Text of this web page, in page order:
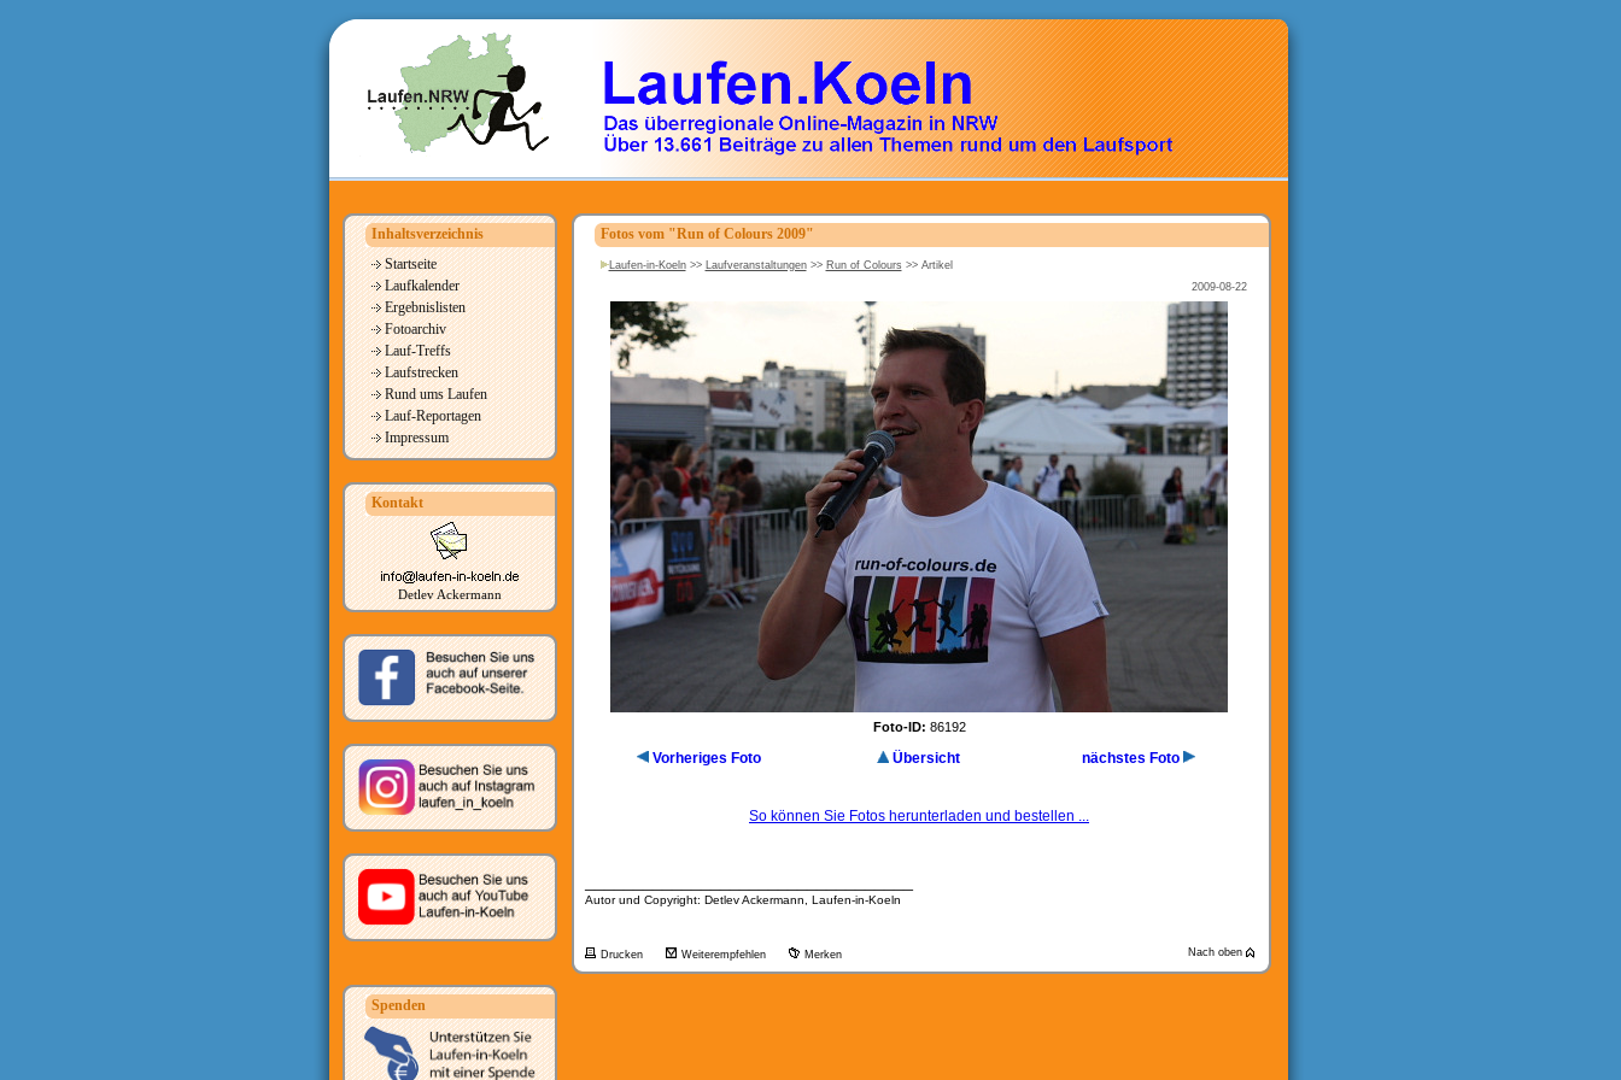
Inhaltsverzeichnis
Startseite
Laufkalender
Ergebnislisten
Fotoarchiv
Lauf-Treffs
Laufstrecken
Rund ums Laufen
Lauf-Reportagen
Impressum
Kontakt
Detlev Ackermann
Spenden
Fotos vom "Run of Colours 2009"
Laufen-in-Koeln>> Laufveranstaltungen>> Run of Colours >> Artikel
2009-08-22
Foto-ID: 86192
Vorheriges Foto Übersicht nächstes Foto
So können Sie Fotos herunterladen und bestellen ...
Autor und Copyright: Detlev Ackermann, Laufen-in-Koeln
Drucken Weiterempfehlen Merken Nach oben